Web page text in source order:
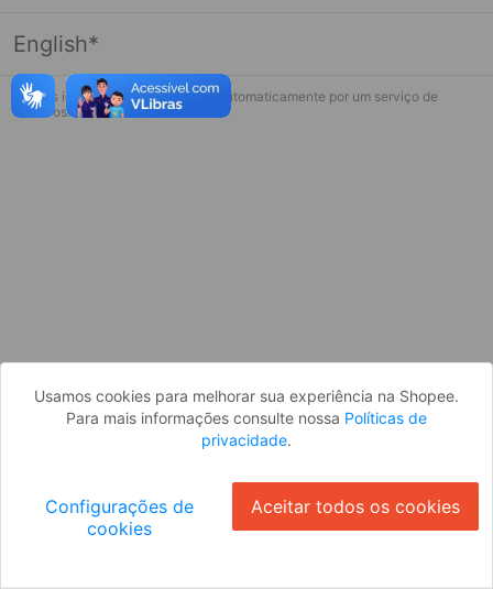
Página indisponível
Desculpe, algo deu errado. Faça login
English*
* Esses idiomas serão traduzidos automaticamente por um serviço de
terceiros.
Usamos cookies para melhorar sua experiência na Shopee.
Para mais informações consulte nossa Políticas de
privacidade.
Configurações de
cookies
Aceitar todos os cookies